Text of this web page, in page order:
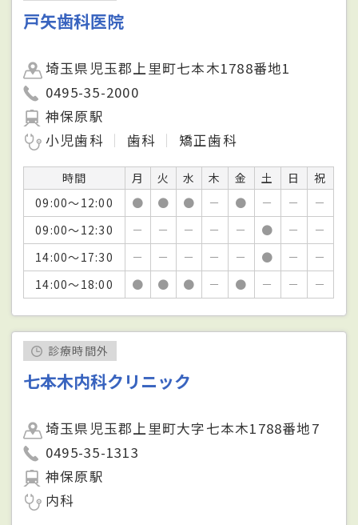
戸矢歯科医院
埼玉県児玉郡上里町七本木1788番地1
0495-35-2000
神保原駅
小児歯科
歯科 矯正歯科
時間 月 火 水 木 金 土 日
祝
09:00～12:00
● ● ● － ● － －
－
09:00～12:30
－ － － － － ● －
－
14:00～17:30
－ － － － － ● －
－
14:00～18:00
● ● ● － ● － － －
診療時間外
七本木内科クリニック
埼玉県児玉郡上里町大字七本木1788番地7
0495-35-1313
神保原駅
内科